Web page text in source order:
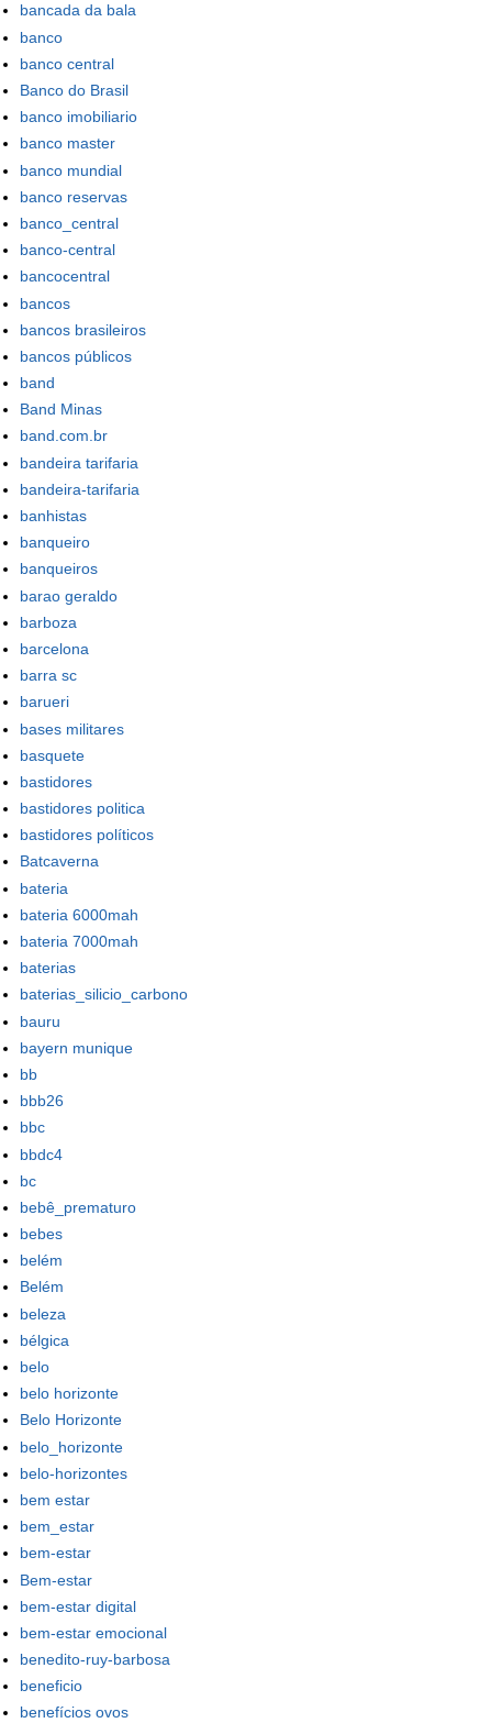
bancada da bala
banco
banco central
Banco do Brasil
banco imobiliario
banco master
banco mundial
banco reservas
banco_central
banco-central
bancocentral
bancos
bancos brasileiros
bancos públicos
band
Band Minas
band.com.br
bandeira tarifaria
bandeira-tarifaria
banhistas
banqueiro
banqueiros
barao geraldo
barboza
barcelona
barra sc
barueri
bases militares
basquete
bastidores
bastidores politica
bastidores políticos
Batcaverna
bateria
bateria 6000mah
bateria 7000mah
baterias
baterias_silicio_carbono
bauru
bayern munique
bb
bbb26
bbc
bbdc4
bc
bebê_prematuro
bebes
belém
Belém
beleza
bélgica
belo
belo horizonte
Belo Horizonte
belo_horizonte
belo-horizontes
bem estar
bem_estar
bem-estar
Bem-estar
bem-estar digital
bem-estar emocional
benedito-ruy-barbosa
beneficio
benefícios ovos